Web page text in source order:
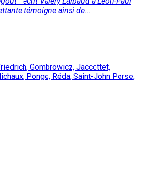
témoigne ainsi de...
Gombrowicz, Jaccottet,
Ponge, Réda, Saint-John Perse,